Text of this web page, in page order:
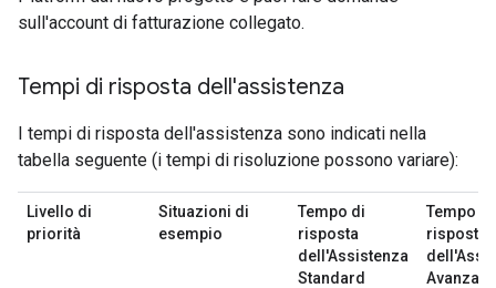
sull'account di fatturazione collegato.
Tempi di risposta dell'assistenza
I tempi di risposta dell'assistenza sono indicati nella
tabella seguente (i tempi di risoluzione possono variare):
Livello di
priorità
Situazioni di
esempio
Tempo di
risposta
dell'Assistenza
Standard
Tempo di
risposta
Avanzata